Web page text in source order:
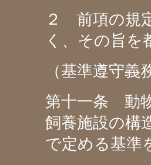
２ 前項の規
く、その旨を
（基準遵守義
第十一条 動
飼養施設の構
で定める基準